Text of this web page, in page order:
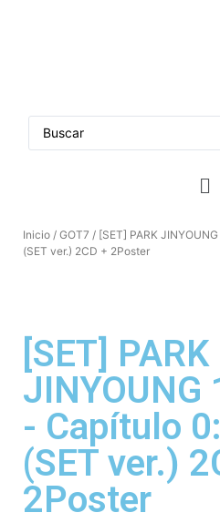
Inicio / GOT7 / [SET] PARK
(SET ver.) 2CD + 2Poster
[SET] PARK
JINYOUNG
- Capítulo
(SET ver.)
2Poster